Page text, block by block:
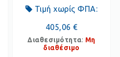
Τιμή χωρίς ΦΠΑ:
405,06 €
Διαθεσιμότητα: Μη
διαθέσιμο